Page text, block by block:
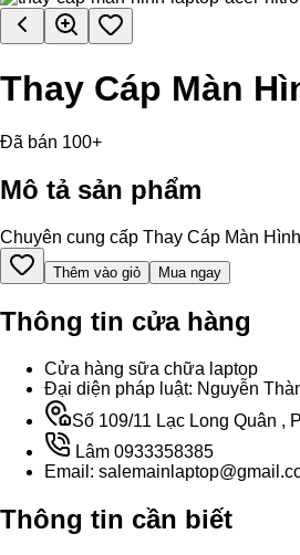
Thay Cáp Màn
Đã bán 100+
Mô tả sản phẩm
Chuyên cung cấp Thay Cáp Màn
Thêm vào giỏ Mua ngay
Thông tin cửa hàng
Cửa hàng sữa chữa laptop
Đại diện pháp luật: Nguyễn
Số 109/11 Lạc Long Quân ,
Lâm 0933358385
Email:
Thông tin cần biết